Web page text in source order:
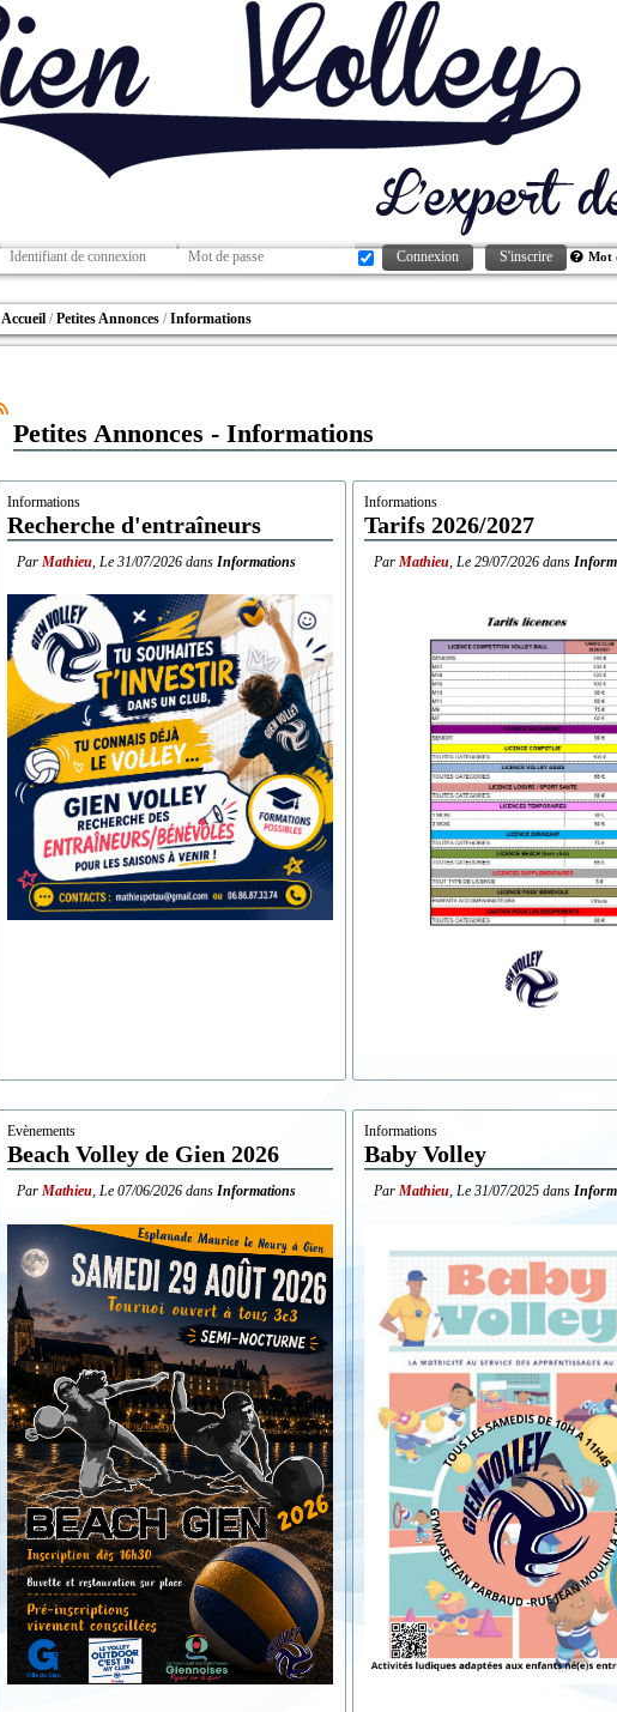
Connexion S'inscrire Mot
Accueil Petites Annonces Informations
Petites Annonces - Informations
Informations
Recherche d'entraîneurs
Par Mathieu, Le 31/07/2026 dans Informations
Informations
Tarifs 2026/2027
Par Mathieu, Le 29/07/2026 dans
Evènements
Beach Volley de Gien 2026
Par Mathieu, Le 07/06/2026 dans Informations
Informations
Baby Volley
Par Mathieu, Le 31/07/2025 dans